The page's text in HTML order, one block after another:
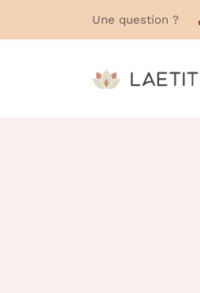
Une question ?
02 43 94 85 47